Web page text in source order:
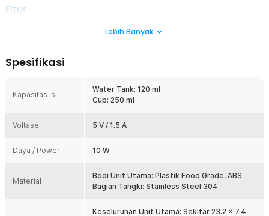
Fitur
Nikmati Kopi di Mana Saja
maker, membuat espresso dapat dilakukan di mana pun Anda
dengan cup holder mobil, memungkinkan Anda menikmati kopi agar
tidak mengantuk saat berkendara.
Dengan iCafilas nanopresso coffee maker, Anda dapat
kapasitas tangki air yang dapat diisi hingga 120 ml. Anda pun dapat
berbagi espresso dengan teman traveling Anda.
Nikmati berbagai jenis kopi favorit Anda dengan nanopresso. Alat
menikmati kopi bubuk atau kopi kapsul dengan mudah. Tidak ada
Lebih Banyak
Spesifikasi
Kapasitas Isi
Water Tank: 120 ml
Cup: 250 ml
Voltase 5 V / 1.5 A
Daya / Power 10 W
Material
Bodi Unit Utama: Plastik Food Grade, ABS
Bagian Tangki: Stainless Steel 304
Keseluruhan Unit Utama: Sekitar 23.2 x 7.4